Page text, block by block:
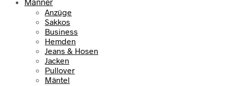
Anzüge
Sakkos
Business
Hemden
Jeans & Hosen
Jacken
Pullover
Mäntel